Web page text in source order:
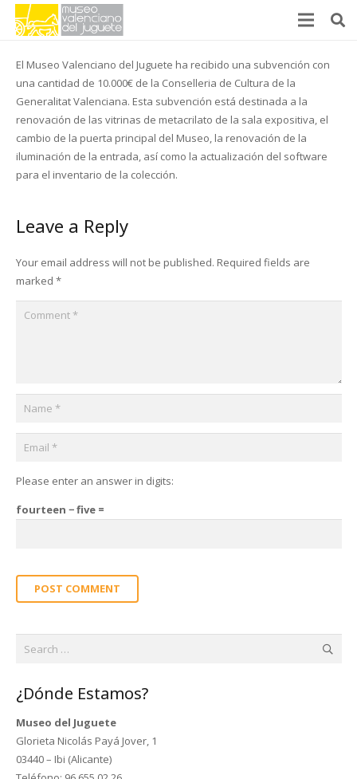
El Museo Valenciano del Juguete ha recibido una subvención con
una cantidad de 10.000€ de la Conselleria de Cultura de la
Generalitat Valenciana. Esta subvención está destinada a la
renovación de las vitrinas de metacrilato de la sala expositiva, el
cambio de la puerta principal del Museo, la renovación de la
iluminación de la entrada, así como la actualización del software
para el inventario de la colección.
Leave a Reply
Your email address will not be published. Required fields are
marked *
Please enter an answer in digits:
fourteen − five =
POST COMMENT
¿Dónde Estamos?
Museo del Juguete
Glorieta Nicolás Payá Jover, 1
03440 – Ibi (Alicante)